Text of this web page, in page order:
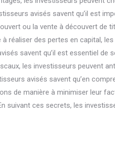
avisés savent qu’il est
ou la vente à découvert de
réaliser des pertes en capital,
savent qu’il est essentiel
les investisseurs peuvent
avisés savent qu’en
de manière à minimiser leur
suivant ces secrets, les